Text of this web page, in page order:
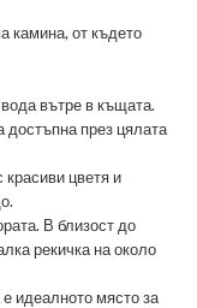
камина, от където
вътре в къщата.
през цялата
цветя и
В близост до
рекичка на около
идеалното място за